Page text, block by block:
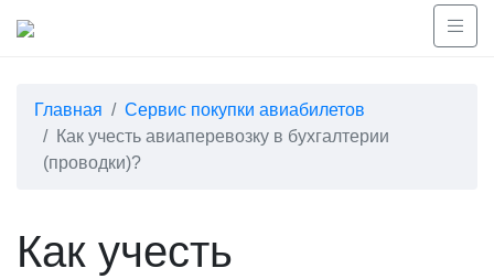
Главная
Сервис покупки авиабилетов
Как учесть авиаперевозку в бухгалтерии
(проводки)?
Как учесть